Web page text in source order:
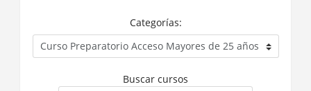
Categorías:
Buscar cursos